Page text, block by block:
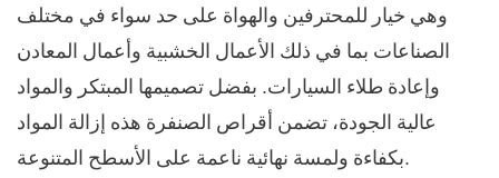
وهي خيار للمحترفين والهواة على حد سواء في مختلف
الصناعات بما في ذلك الأعمال الخشبية وأعمال المعادن
وإعادة طلاء السيارات. بفضل تصميمها المبتكر والمواد
عالية الجودة، تضمن أقراص الصنفرة هذه إزالة المواد
بكفاءة ولمسة نهائية ناعمة على الأسطح المتنوعة.